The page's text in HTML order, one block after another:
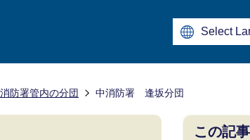
防署管内の分団 中消防署 逢坂分団
この記